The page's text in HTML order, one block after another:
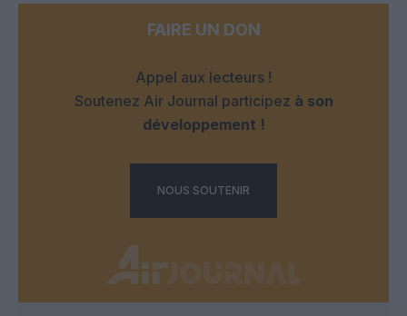
FAIRE UN DON
Appel aux lecteurs !
Soutenez Air Journal participez à son
développement !
NOUS SOUTENIR